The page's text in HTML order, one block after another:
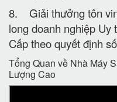
8. Giải thưởng tôn
long doanh nghiệp
Cấp theo quyết định
Tổng Quan về Nhà Máy
Lượng Cao